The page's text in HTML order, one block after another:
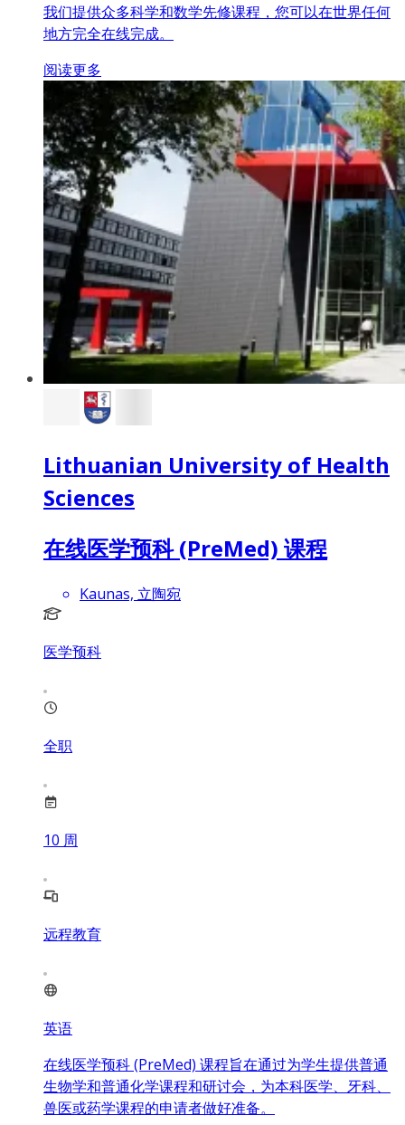
我们提供众多科学和数学先修课程，您可以在世界任何
地方完全在线完成。
阅读更多
Lithuanian University of Health
Sciences
在线医学预科 (PreMed) 课程
Kaunas, 立陶宛
医学预科
全职
10 周
远程教育
英语
在线医学预科 (PreMed) 课程旨在通过为学生提供普通
生物学和普通化学课程和研讨会，为本科医学、牙科、
兽医或药学课程的申请者做好准备。